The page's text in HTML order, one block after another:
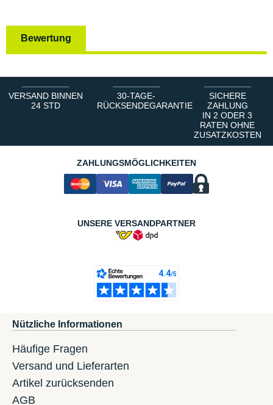
Bewertung
VERSAND BINNEN
24 STD
30-TAGE-
RÜCKSENDEGARANTIE
SICHERE
ZAHLUNG
IN 2 ODER 3
RATEN OHNE
ZUSATZKOSTEN
ZAHLUNGSMÖGLICHKEITEN
UNSERE VERSANDPARTNER
Nützliche Informationen
Häufige Fragen
Versand und Lieferarten
Artikel zurücksenden
AGB